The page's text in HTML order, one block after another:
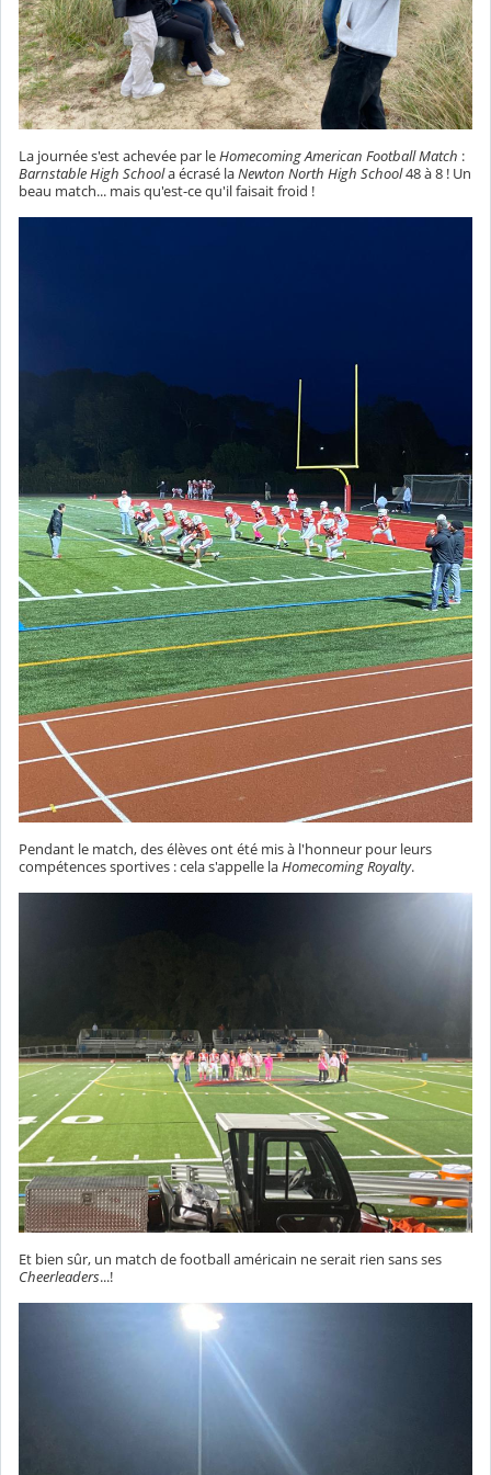
La journée s'est achevée par leHomecoming American Football Match :
Barnstable High Schoola écrasé laNewton North High School48 à 8 ! Un
beau match... mais qu'est-ce qu'il faisait froid !
Pendant le match, des élèves ont été mis à l'honneur pour leurs
compétences sportives : cela s'appelle laHomecoming Royalty.
Et bien sûr, un match de football américain ne serait rien sans ses
Cheerleaders...!